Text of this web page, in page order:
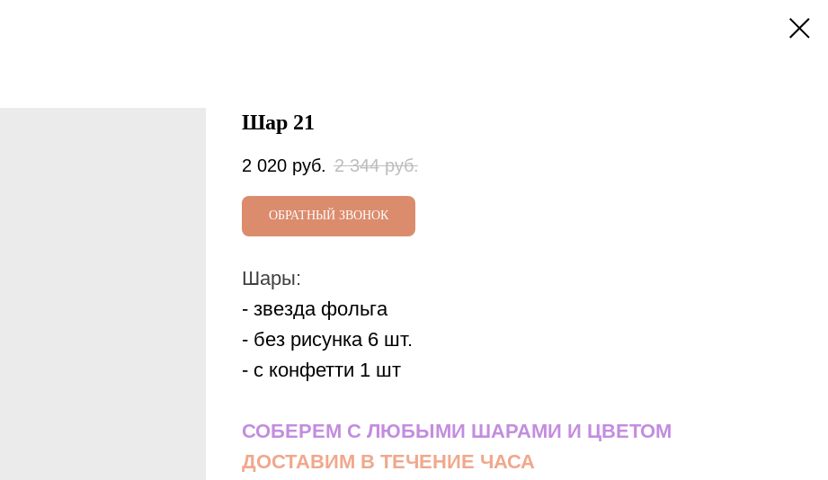
Шар 21
2 020 руб. 2 344 руб.
ОБРАТНЫЙ ЗВОНОК
Шары:
- звезда фольга
- без рисунка 6 шт.
- с конфетти 1 шт
СОБЕРЕМ С ЛЮБЫМИ ШАРАМИ И ЦВЕТОМ
ДОСТАВИМ В ТЕЧЕНИЕ ЧАСА